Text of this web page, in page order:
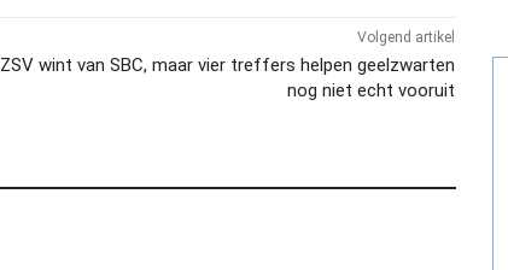
Volgend artikel
ZSV wint van SBC, maar vier treffers helpen geelzwarten
nog niet echt vooruit